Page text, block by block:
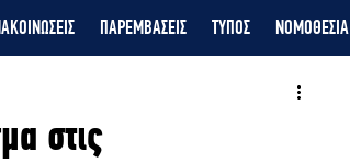
ΠΑΡΕΜΒΑΣΕΙΣ ΤΥΠΟΣ ΝΟΜΟΘΕΣΙΑ
στις